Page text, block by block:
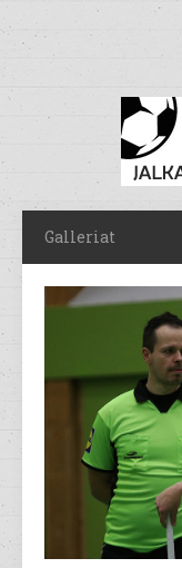
Galleriat